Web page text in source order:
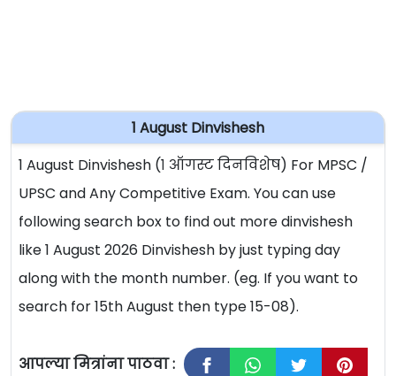
1 August Dinvishesh
1 August Dinvishesh (१ ऑगस्ट दिनविशेष) For MPSC /
UPSC and Any Competitive Exam. You can use
following search box to find out more dinvishesh
like 1 August 2026 Dinvishesh by just typing day
along with the month number. (eg. If you want to
search for 15th August then type 15-08).
आपल्या मित्रांना पाठवा :